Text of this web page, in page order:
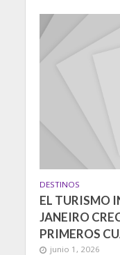
DESTINOS
EL TURISMO
JANEIRO
PRIMEROS
junio 1, 2026